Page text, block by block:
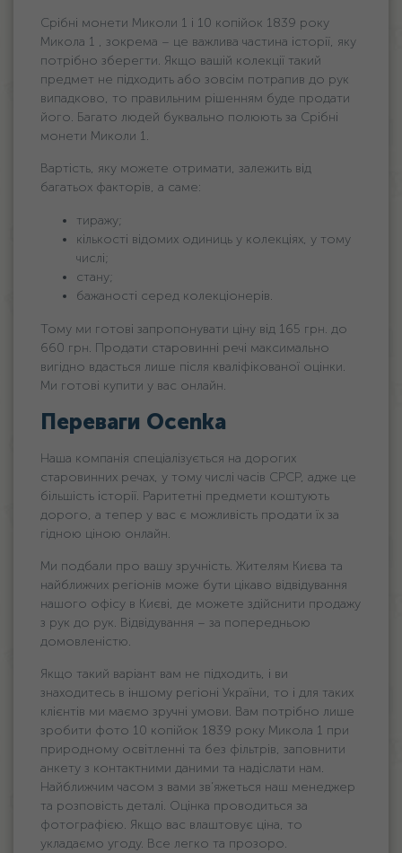
Срібні монети Миколи 1 і 10 копійок 1839 року
Микола 1 , зокрема – це важлива частина історії, яку
потрібно зберегти. Якщо вашій колекції такий
предмет не підходить або зовсім потрапив до рук
випадково, то правильним рішенням буде продати
його. Багато людей буквально полюють за Срібні
монети Миколи 1.
Вартість, яку можете отримати, залежить від
багатьох факторів, а саме:
тиражу;
кількості відомих одиниць у колекціях, у тому
числі;
стану;
бажаності серед колекціонерів.
Тому ми готові запропонувати ціну від 165 грн. дo
660 грн. Продати старовинні речі максимально
вигідно вдасться лише після кваліфікованої оцінки.
Ми готові купити у вас онлайн.
Переваги Ocenka
Наша компанія спеціалізується на дорогих
старовинних речах, у тому числі часів СРСР, адже це
більшість історії. Раритетні предмети коштують
дорого, а тепер у вас є можливість продати їх за
гідною ціною онлайн.
Ми подбали про вашу зручність. Жителям Києва та
найближчих регіонів може бути цікаво відвідування
нашого офісу в Києві, де можете здійснити продажу
з рук до рук. Відвідування – за попередньою
домовленістю.
Якщо такий варіант вам не підходить, і ви
знаходитесь в іншому регіоні України, то і для таких
клієнтів ми маємо зручні умови. Вам потрібно лише
зробити фото 10 копійок 1839 року Микола 1 при
природному освітленні та без фільтрів, заповнити
анкету з контактними даними та надіслати нам.
Найближчим часом з вами зв’яжеться наш менеджер
та розповість деталі. Оцінка проводиться за
фотографією. Якщо вас влаштовує ціна, то
укладаємо угоду. Все легко та прозоро.